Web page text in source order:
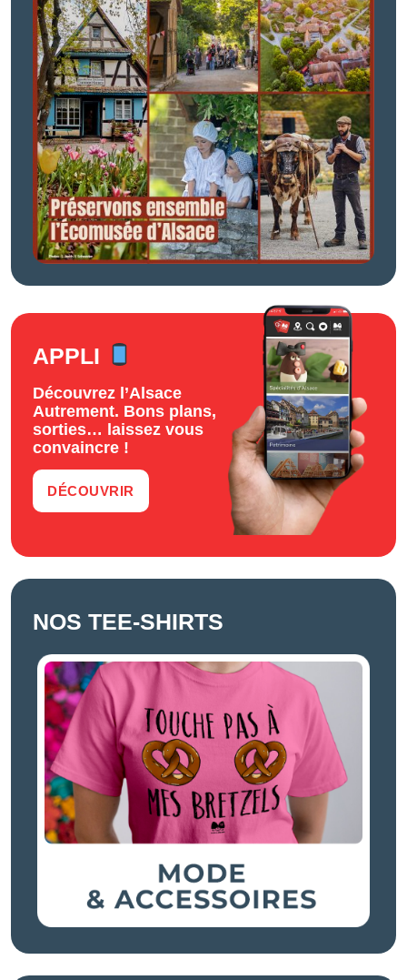
APPLI
Découvrez l’Alsace
Autrement. Bons plans,
sorties… laissez vous
convaincre !
DÉCOUVRIR
NOS TEE-SHIRTS